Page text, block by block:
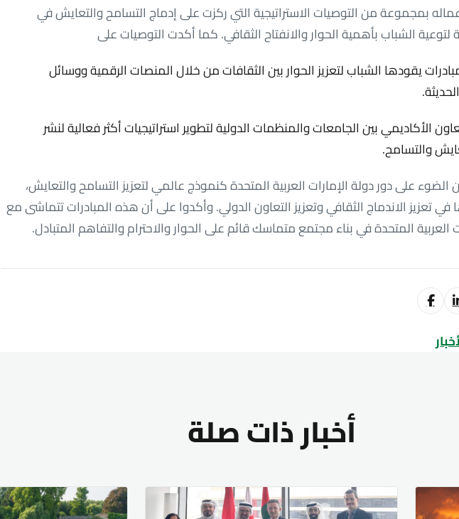
بمجموعة من التوصيات الاستراتيجية التي ركزت على إدماج التسامح والتعايش في
لتوعية الشباب بأهمية الحوار والانفتاح الثقافي. كما أكدت التوصيات على
يقودها الشباب لتعزيز الحوار بين الثقافات من خلال المنصات الرقمية ووسائل
الأكاديمي بين الجامعات والمنظمات الدولية لتطوير استراتيجيات أكثر فعالية لنشر
والتسامح.
على دور دولة الإمارات العربية المتحدة كنموذج عالمي لتعزيز التسامح والتعايش،
تعزيز الاندماج الثقافي وتعزيز التعاون الدولي. وأكدوا على أن هذه المبادرات تتماشى مع
العربية المتحدة في بناء مجتمع متماسك قائم على الحوار والاحترام والتفاهم المتبادل.
أخبار ذات صلة